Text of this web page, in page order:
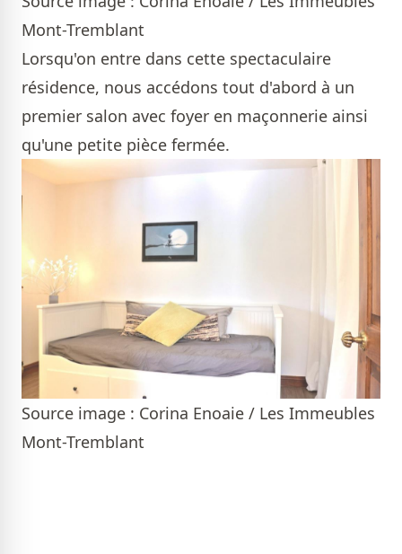
Mont-Tremblant
Lorsqu'on entre dans cette spectaculaire
résidence, nous accédons tout d'abord à un
premier salon avec foyer en maçonnerie ainsi
qu'une petite pièce fermée.
Source image : Corina Enoaie / Les Immeubles
Mont-Tremblant